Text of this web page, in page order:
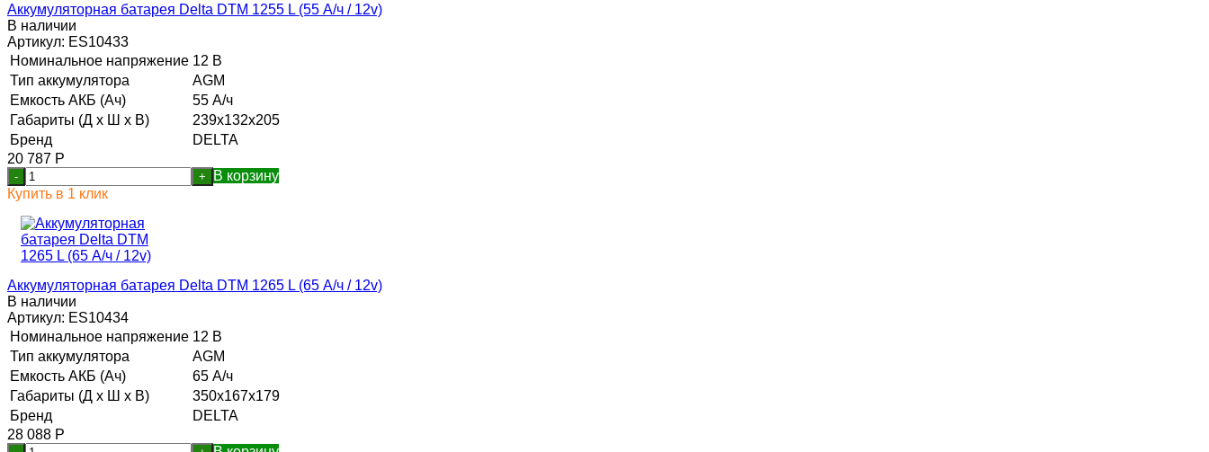
Аккумуляторная батарея Delta DTM 1255 L (55 А/ч / 12v)
В наличии
Артикул: ES10433
Номинальное напряжение 12 В
Тип аккумулятора
AGM
Емкость АКБ (Ач)
55 А/ч
Габариты (Д х Ш х В)
239x132x205
Бренд
DELTA
20 787 Р
- +
В корзину
Купить в 1 клик
Аккумуляторная батарея Delta DTM 1265 L (65 А/ч / 12v)
В наличии
Артикул: ES10434
Номинальное напряжение 12 В
Тип аккумулятора
AGM
Емкость АКБ (Ач)
65 А/ч
Габариты (Д х Ш х В)
350x167x179
Бренд
DELTA
28 088 Р